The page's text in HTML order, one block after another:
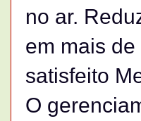
no ar.
em mais
satisfeito
O